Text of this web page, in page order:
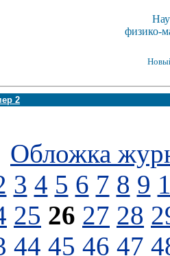
физико-
2
Обложка
3 4 5 6 7 8 9
25 26 27 28
44 45 46 47